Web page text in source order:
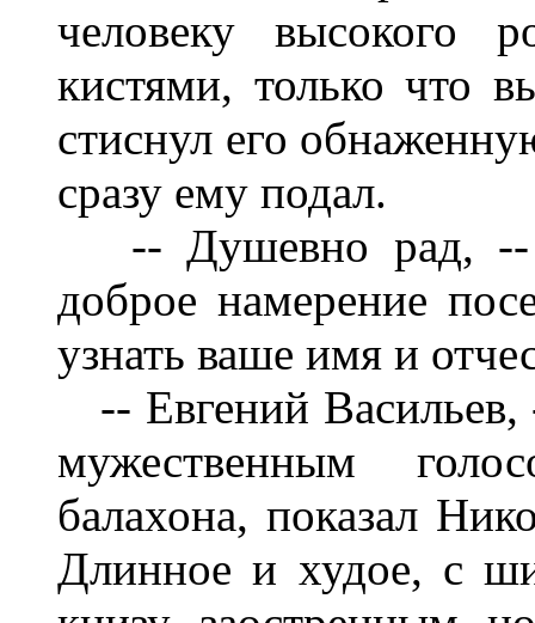
человеку высокого
кистями, только что
стиснул его
сразу ему подал.
-- Душевно рад, --
доброе намерение
узнать ваше имя и
-- Евгений Васильев,
мужественным
балахона, показал
Длинное и худое, с